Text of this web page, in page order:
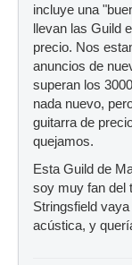
incluye una
llevan las Guild
precio. Nos
anuncios de
superan los
nada nuevo,
guitarra de
quejamos.
Esta Guild de
soy muy fan del
Stringsfield
acústica, y